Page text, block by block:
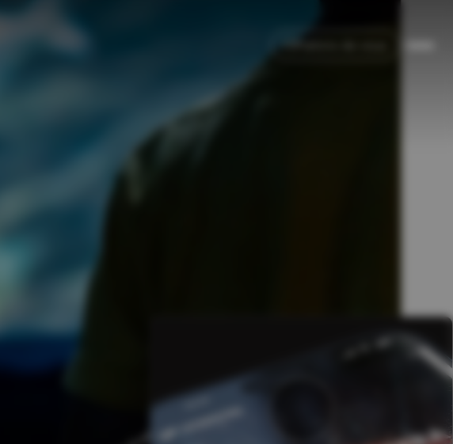
Parlons de vous